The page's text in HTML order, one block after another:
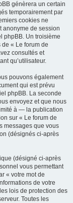
génèrera un certain
temporairement par
cookies ne
anonyme de session
phpBB. Un troisième
« Le forum de
consultés et
qu’utilisateur.
pouvons également
qui est prévu
phpBB. La seconde
envoyez et que nous
à — la publication
sur « Le forum de
messages que vous
(désignés ci-après
(désigné ci-après
vous permettant
« votre mot de
de votre
lois de protection des
Toutes les